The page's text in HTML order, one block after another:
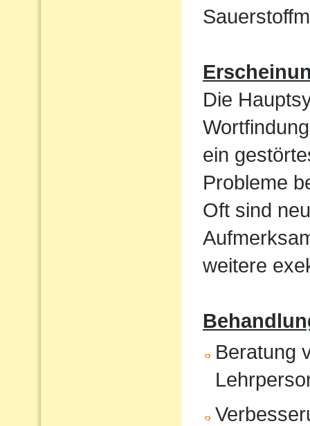
Die
ein
Probleme
Oft sind
weitere
Beratung